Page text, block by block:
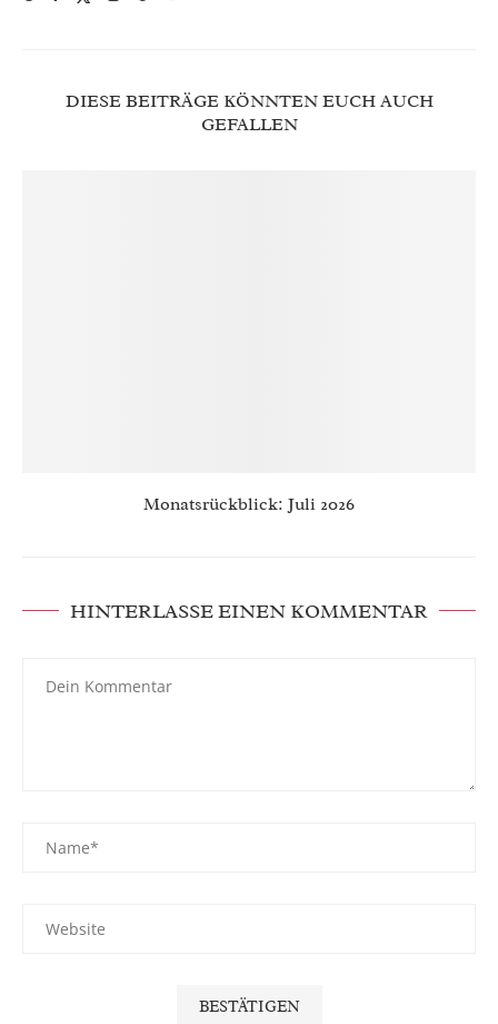
DIESE BEITRÄGE KÖNNTEN EUCH AUCH
GEFALLEN
Monatsrückblick: Juli 2026
HINTERLASSE EINEN KOMMENTAR